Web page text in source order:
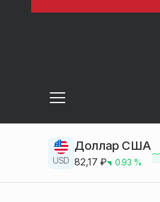
USD
Доллар США
82,17 ₽ 0.93 %